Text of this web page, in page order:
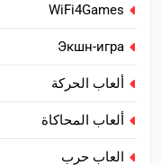
WiFi4Games
Экшн-игра
ألعاب الحركة
ألعاب المحاكاة
العاب حرب